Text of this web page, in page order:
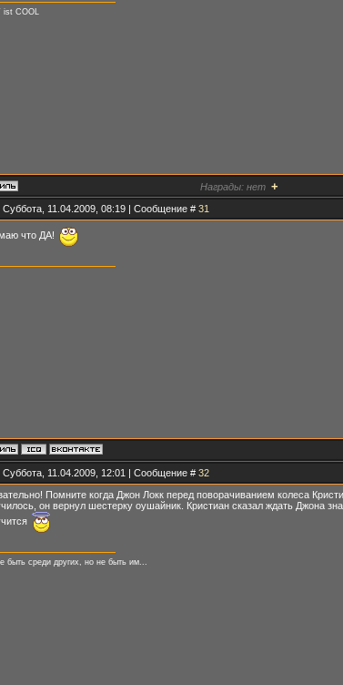
ist COOL
Награды: нет +
Суббота, 11.04.2009, 08:19 | Сообщение # 31
что ДА!
Суббота, 11.04.2009, 12:01 | Сообщение # 32
Помните когда Джон Локк перед поворачиванием колеса
он вернул шестерку оушайник. Кристиан сказал ждать Джона
быть среди других, но не быть им...